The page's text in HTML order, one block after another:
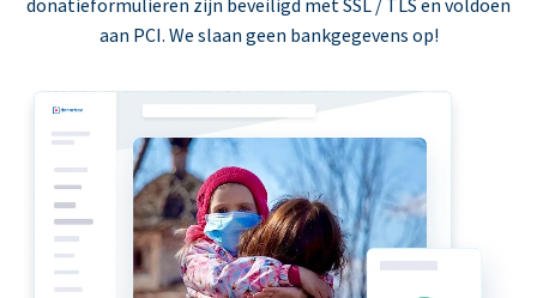
aan PCI. We slaan geen bankgegevens op!